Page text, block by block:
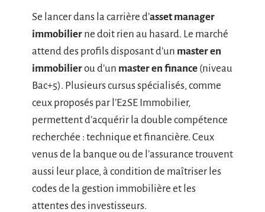
Se lancer dans la carrière d’asset manager
immobilier ne doit rien au hasard. Le marché
attend des profils disposant d’un master en
immobilierou d’un master en finance (niveau
Bac+5). Plusieurs cursus spécialisés, comme
ceux proposés par l’E2SE Immobilier,
permettent d’acquérir la double compétence
recherchée : technique et financière. Ceux
venus de la banque ou de l’assurance trouvent
aussi leur place, à condition de maîtriser les
codes de la gestion immobilière et les
attentes des investisseurs.